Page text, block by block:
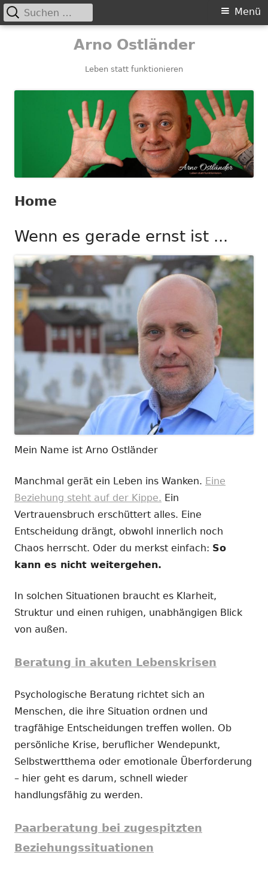
Arno Ostländer
Leben statt funktionieren
Primäres
Menü
Suchen
nach:
Home
Wenn es gerade ernst ist ...
Mein Name ist Arno Ostländer
Manchmal gerät ein Leben ins Wanken. Eine
Beziehung steht auf der Kippe. Ein
Vertrauensbruch erschüttert alles. Eine
Entscheidung drängt, obwohl innerlich noch
Chaos herrscht. Oder du merkst einfach: So
kann es nicht weitergehen.
In solchen Situationen braucht es Klarheit,
Struktur und einen ruhigen, unabhängigen Blick
von außen.
Beratung in akuten Lebenskrisen
Psychologische Beratung richtet sich an
Menschen, die ihre Situation ordnen und
tragfähige Entscheidungen treffen wollen. Ob
persönliche Krise, beruflicher Wendepunkt,
Selbstwertthema oder emotionale Überforderung
– hier geht es darum, schnell wieder
handlungsfähig zu werden.
Paarberatung bei zugespitzten
Beziehungssituationen